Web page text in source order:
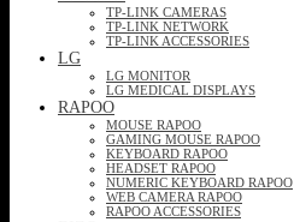
TP-LINK CAMERAS
TP-LINK NETWORK
TP-LINK ACCESSORIES
LG
LG MONITOR
LG MEDICAL DISPLAYS
RAPOO
MOUSE RAPOO
GAMING MOUSE RAPOO
KEYBOARD RAPOO
HEADSET RAPOO
NUMERIC KEYBOARD RAPOO
WEB CAMERA RAPOO
RAPOO ACCESSORIES